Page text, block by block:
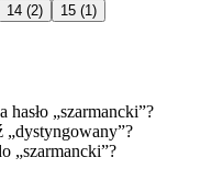
14 (2) 15 (1)
hasło „szarmancki”?
„dystyngowany”?
„szarmancki”?